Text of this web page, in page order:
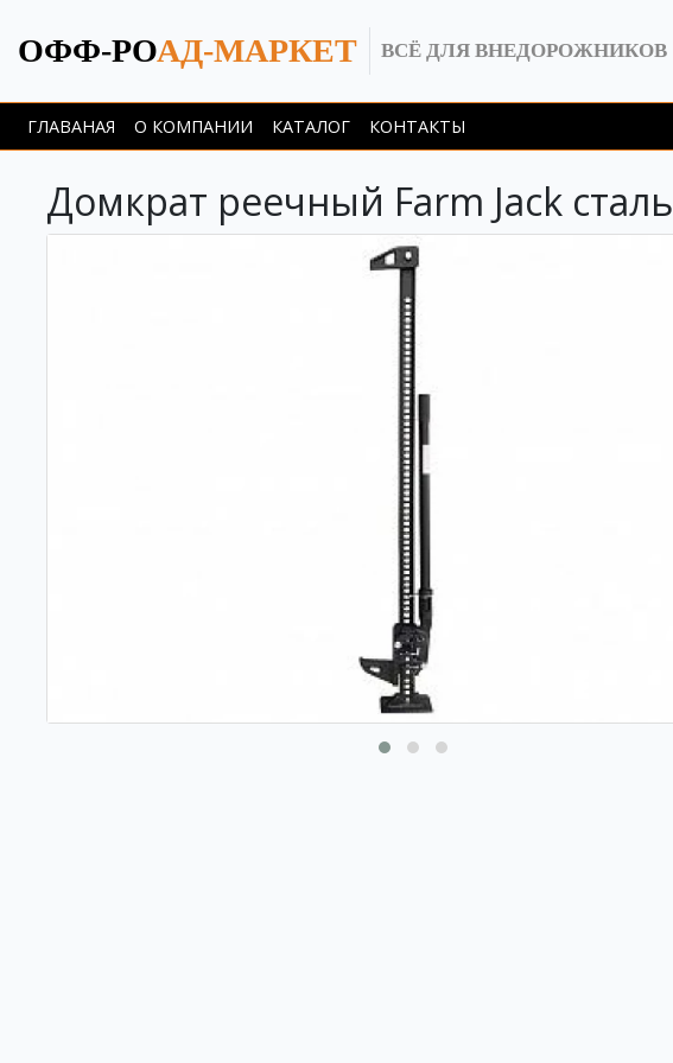
ОФФ-РОАД-МАРКЕТ ВСЁ ДЛЯ ВНЕДОРОЖНИКОВ
ГЛАВАНАЯ О КОМПАНИИ КАТАЛОГ КОНТАКТЫ
Домкрат реечный Farm Jack